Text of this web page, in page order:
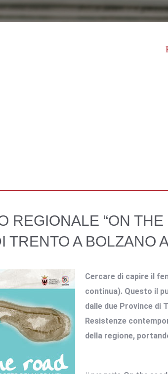
REGIONALE “ON
TRENTO A BOLZANO
Cercare di capire il
continua). Questo il
dalle due Province di
Resistenze
della regione,